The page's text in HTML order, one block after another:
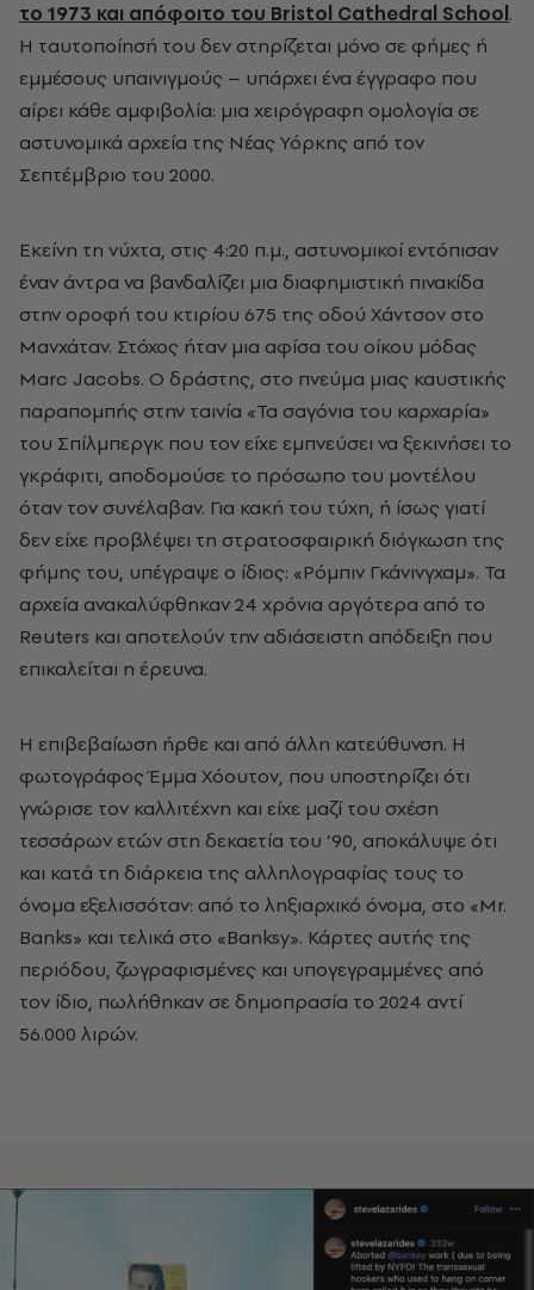
το 1973 και απόφοιτο του Bristol Cathedral School.
Η ταυτοποίησή του δεν στηρίζεται μόνο σε φήμες ή
εμμέσους υπαινιγμούς – υπάρχει ένα έγγραφο που
αίρει κάθε αμφιβολία: μια χειρόγραφη ομολογία σε
αστυνομικά αρχεία της Νέας Υόρκης από τον
Σεπτέμβριο του 2000.
Εκείνη τη νύχτα, στις 4:20 π.μ., αστυνομικοί εντόπισαν
έναν άντρα να βανδαλίζει μια διαφημιστική πινακίδα
στην οροφή του κτιρίου 675 της οδού Χάντσον στο
Μανχάταν. Στόχος ήταν μια αφίσα του οίκου μόδας
Marc Jacobs. Ο δράστης, στo πνεύμα μιας καυστικής
παραπομπής στην ταινία «Τα σαγόνια του καρχαρία»
του Σπίλμπεργκ που τον είχε εμπνεύσει να ξεκινήσει το
γκράφιτι, αποδομούσε το πρόσωπο του μοντέλου
όταν τον συνέλαβαν. Για κακή του τύχη, ή ίσως γιατί
δεν είχε προβλέψει τη στρατοσφαιρική διόγκωση της
φήμης του, υπέγραψε ο ίδιος: «Ρόμπιν Γκάνινγχαμ». Τα
αρχεία ανακαλύφθηκαν 24 χρόνια αργότερα από το
Reuters και αποτελούν την αδιάσειστη απόδειξη που
επικαλείται η έρευνα.
Η επιβεβαίωση ήρθε και από άλλη κατεύθυνση. Η
φωτογράφος Έμμα Χόουτον, που υποστηρίζει ότι
γνώρισε τον καλλιτέχνη και είχε μαζί του σχέση
τεσσάρων ετών στη δεκαετία του ’90, αποκάλυψε ότι
και κατά τη διάρκεια της αλληλογραφίας τους το
όνομα εξελισσόταν: από το ληξιαρχικό όνομα, στο «Mr.
Banks» και τελικά στο «Banksy». Κάρτες αυτής της
περιόδου, ζωγραφισμένες και υπογεγραμμένες από
τον ίδιο, πωλήθηκαν σε δημοπρασία το 2024 αντί
56.000 λιρών.